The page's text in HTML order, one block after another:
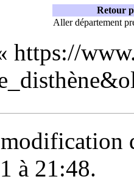
Retour
Aller département
https://
à 21:48.